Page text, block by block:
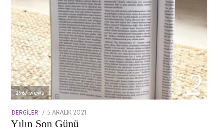
02
2967 views
DERGILER
POSTED
ON
5 ARALIK 2021
Yılın Son Günü